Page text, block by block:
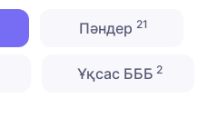
Пәндер 21
Ұқсас БББ 2